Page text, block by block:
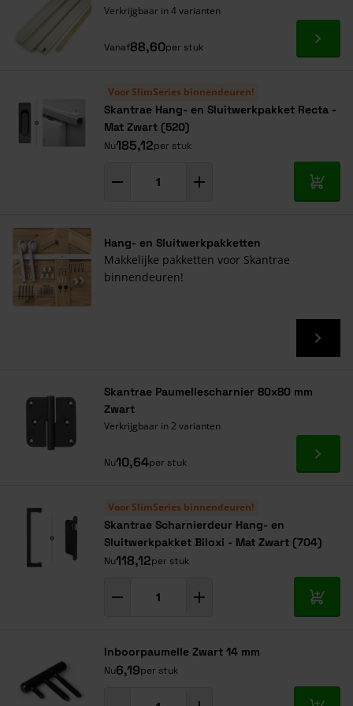
Verkrijgbaar in 4 varianten
Vanaf88,60per stuk Ga
Voor SlimSeries binnendeuren!
Skantrae Hang- en Sluitwerkpakket Recta -
Mat Zwart (520)
Nu185,12per stuk
In
Hang- en Sluitwerkpakketten
Makkelijke pakketten voor Skantrae
binnendeuren!
Skantrae Paumellescharnier 80x80 mm
Zwart
Verkrijgbaar in 2 varianten
Nu10,64per stuk Ga
Voor SlimSeries binnendeuren!
Skantrae Scharnierdeur Hang- en
Sluitwerkpakket Biloxi - Mat Zwart (704)
Nu118,12per stuk
In
Inboorpaumelle Zwart 14 mm
Nu6,19per stuk